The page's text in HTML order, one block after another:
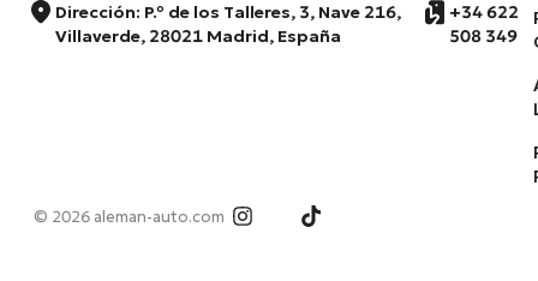
Dirección: P.º de los Talleres, 3, Nave 216,
Villaverde, 28021 Madrid, España
+34 622
508 349
© 2026 aleman-auto.com